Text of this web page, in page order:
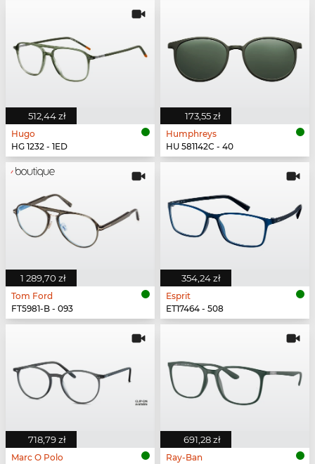
512,44 zł
Hugo
HG 1232 - 1ED
173,55 zł
Humphreys
HU 581142C - 40
1 289,70 zł
Tom Ford
FT5981-B - 093
354,24 zł
Esprit
ET17464 - 508
718,79 zł
Marc O Polo
691,28 zł
Ray-Ban